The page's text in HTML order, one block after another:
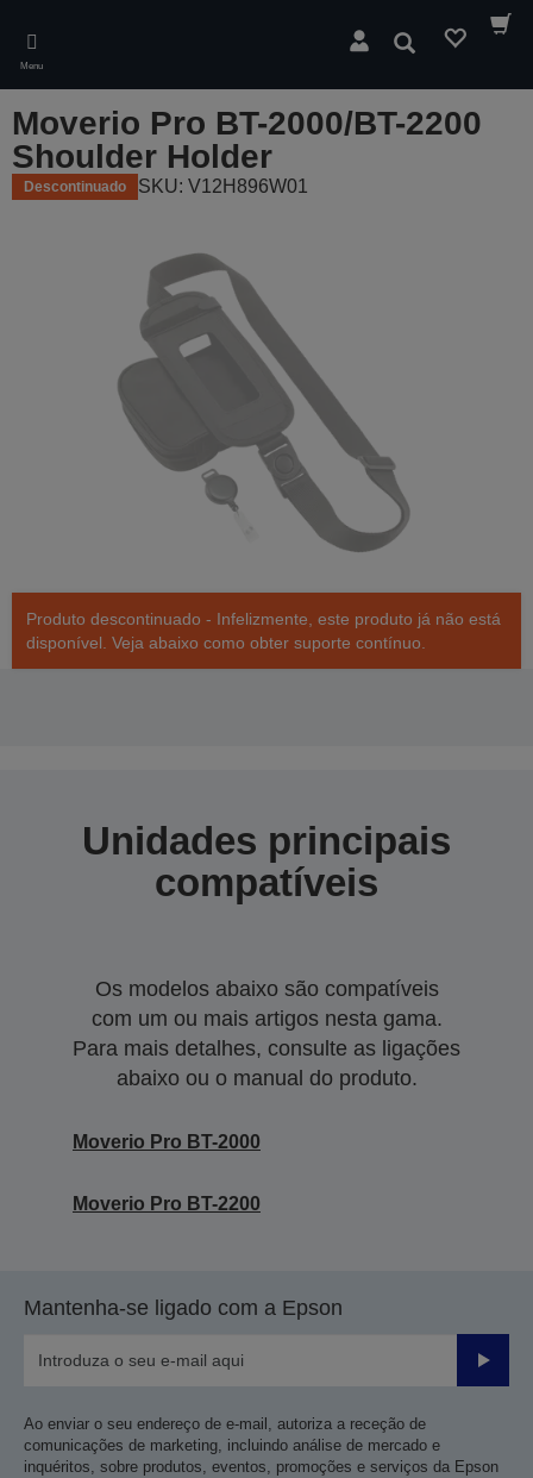
main
content
Menu
Pesquisar
Moverio Pro BT-2000/BT-2200
Shoulder Holder
Descontinuado SKU: V12H896W01
Produto descontinuado - Infelizmente, este produto já não está
disponível. Veja abaixo como obter suporte contínuo.
Unidades principais
compatíveis
Os modelos abaixo são compatíveis
com um ou mais artigos nesta gama.
Para mais detalhes, consulte as ligações
abaixo ou o manual do produto.
Moverio Pro BT-2000
Moverio Pro BT-2200
Mantenha-se ligado com a Epson
Enviar
Ao enviar o seu endereço de e-mail, autoriza a receção de
comunicações de marketing, incluindo análise de mercado e
inquéritos, sobre produtos, eventos, promoções e serviços da Epson